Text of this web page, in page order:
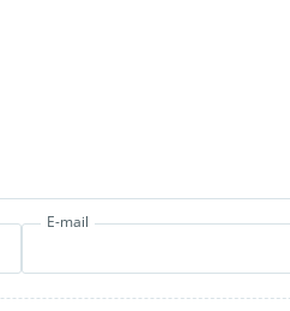
E-mail